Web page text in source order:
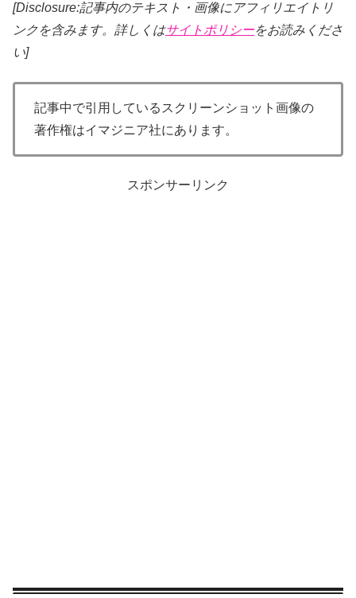
[Disclosure:記事内のテキスト・画像にアフィリエイトリ
ンクを含みます。詳しくはサイトポリシーをお読みくださ
い]
記事中で引用しているスクリーンショット画像の
著作権はイマジニア社にあります。
スポンサーリンク